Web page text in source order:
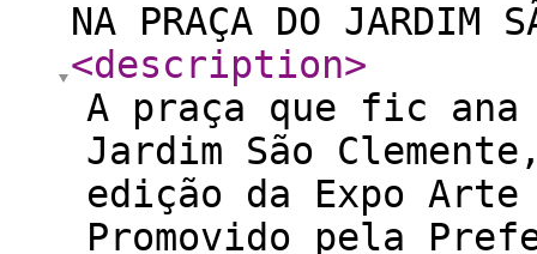
NA PRAÇA DO JARDIM
<description>
A praça que fic ana
Jardim São
edição da Expo
Promovido pela